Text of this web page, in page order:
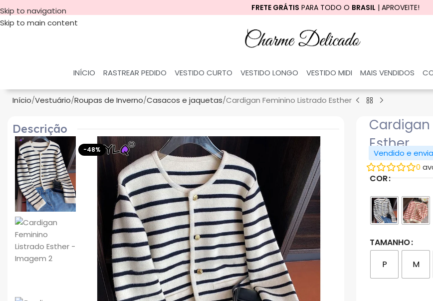
Skip to navigation
Skip to main content
FRETE GRÁTIS PARA TODO O BRASIL | APROVEITE!
INÍCIO RASTREAR PEDIDO VESTIDO CURTO VESTIDO LONGO VESTIDO MIDI MAIS VENDIDOS
Início Vestuário Roupas de Inverno Casacos e jaquetas Cardigan Feminino Listrado Esther
Descrição
-48%
Esther
Vendido e
0
COR
TAMANHO
P
M